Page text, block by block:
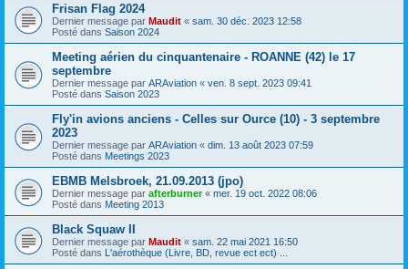
Frisan Flag 2024
Dernier message par Maudit « sam. 30 déc. 2023 12:58
Posté dans Saison 2024
Meeting aérien du cinquantenaire - ROANNE (42) le 17
septembre
Dernier message par ARAviation « ven. 8 sept. 2023 09:41
Posté dans Saison 2023
Fly'in avions anciens - Celles sur Ource (10) - 3 septembre
2023
Dernier message par ARAviation « dim. 13 août 2023 07:59
Posté dans Meetings 2023
EBMB Melsbroek, 21.09.2013 (jpo)
Dernier message par afterburner« mer. 19 oct. 2022 08:06
Posté dans Meeting 2013
Black Squaw II
Dernier message par Maudit « sam. 22 mai 2021 16:50
Posté dans L'aérothèque (Livre, BD, revue ect ect) ...